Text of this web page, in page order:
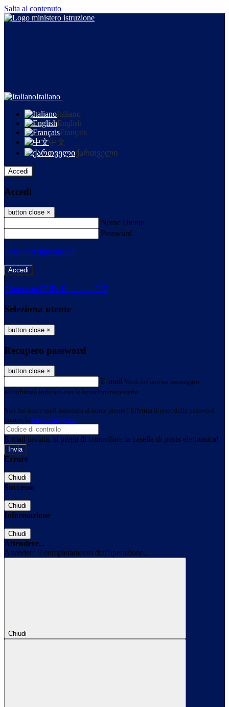
Salta al contenuto
Italiano
Italiano
English
Français
中文
ქართველი
Accedi
Accedi
button close ×
Nome Utente
Password
Password dimenticata?
-
Entra con SPID Entra con CIE
Seleziona utente
button close ×
Recupero password
button close ×
E-mail Verrà inviato un messaggio
all'indirizzo indicato con le istruzioni necessarie.
Non hai una e-mail associata al nome utente? Effettua il reset della password
tramite la Login Spaggiari
E-mail inviata, si prega di controllare la casella di posta elettronica!
Errore
Chiudi
Successo
Chiudi
Informazione
Chiudi
Attendere...
Attendere il completamento dell'operazione...
Chiudi